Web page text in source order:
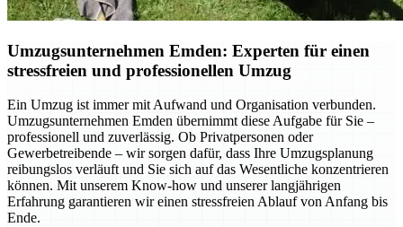
Umzugsunternehmen Emden: Experten für einen
stressfreien und professionellen Umzug
Ein Umzug ist immer mit Aufwand und Organisation verbunden.
Umzugsunternehmen Emden übernimmt diese Aufgabe für Sie –
professionell und zuverlässig. Ob Privatpersonen oder
Gewerbetreibende – wir sorgen dafür, dass Ihre Umzugsplanung
reibungslos verläuft und Sie sich auf das Wesentliche konzentrieren
können. Mit unserem Know-how und unserer langjährigen
Erfahrung garantieren wir einen stressfreien Ablauf von Anfang bis
Ende.